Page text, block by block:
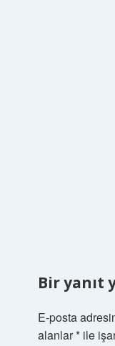
Bir yanıt
E-posta
alanlar* ile